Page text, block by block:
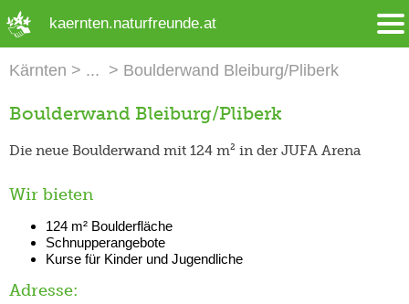
kaernten.naturfreunde.at
Kärnten Boulderwand Bleiburg/Pliberk
Boulderwand Bleiburg/Pliberk
Die neue Boulderwand mit 124 m² in der JUFA Arena
Wir bieten
124 m² Boulderfläche
Schnupperangebote
Kurse für Kinder und Jugendliche
Adresse: